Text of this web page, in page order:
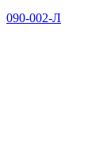
090-002-Л